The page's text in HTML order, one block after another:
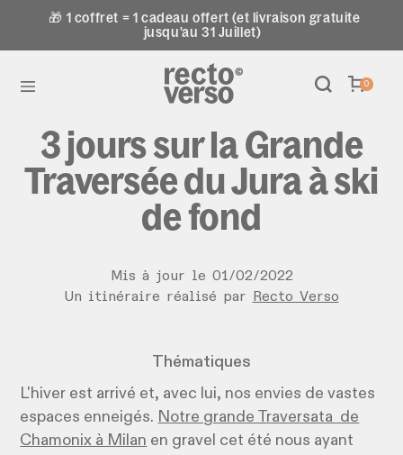
🎁 1 coffret = 1 cadeau offert (et livraison gratuite
jusqu'au 31 Juillet)
0
3 jours sur la Grande
Traversée du Jura à ski
de fond
Mis à jour le 01/02/2022
Un itinéraire réalisé par
Recto Verso
Thématiques
L'hiver est arrivé et, avec lui, nos envies de vastes
espaces enneigés. Notre grande Traversata de
Chamonix à Milan en gravel cet été nous ayant